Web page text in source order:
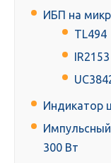
ИБП на
TL494
IR2153
Индикатор
300 Вт